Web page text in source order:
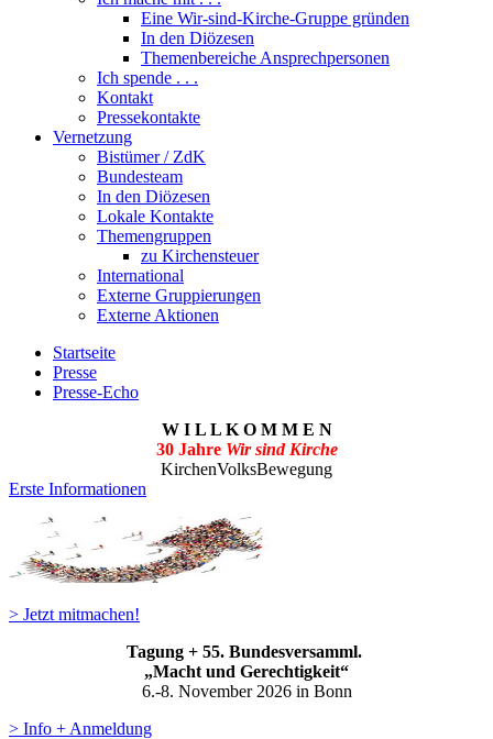
Eine Wir-sind-Kirche-Gruppe gründen
In den Diözesen
Themenbereiche Ansprechpersonen
Ich spende . . .
Kontakt
Pressekontakte
Vernetzung
Bistümer / ZdK
Bundesteam
In den Diözesen
Lokale Kontakte
Themengruppen
zu Kirchensteuer
International
Externe Gruppierungen
Externe Aktionen
Startseite
Presse
Presse-Echo
W I L L K O M M E N
30 Jahre Wir sind Kirche
KirchenVolksBewegung
Erste Informationen
> Jetzt mitmachen!
Tagung + 55. Bundesversamml.
„Macht und Gerechtigkeit“
6.-8. November 2026 in Bonn
> Info + Anmeldung